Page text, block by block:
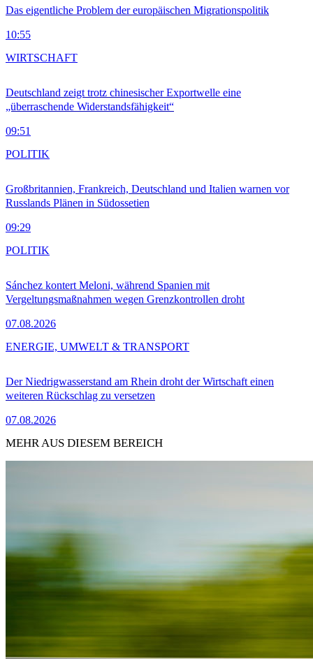
Das eigentliche Problem der europäischen Migrationspolitik
10:55
Deutschland zeigt trotz chinesischer Exportwelle eine
„überraschende Widerstandsfähigkeit“
09:51
WIRTSCHAFT
Großbritannien, Frankreich, Deutschland und Italien warnen vor
Russlands Plänen in Südossetien
09:29
POLITIK
Sánchez kontert Meloni, während Spanien mit
Vergeltungsmaßnahmen wegen Grenzkontrollen droht
07.08.2026
POLITIK
Der Niedrigwasserstand am Rhein droht der Wirtschaft einen
weiteren Rückschlag zu versetzen
07.08.2026
ENERGIE, UMWELT & TRANSPORT
MEHR AUS DIESEM BEREICH